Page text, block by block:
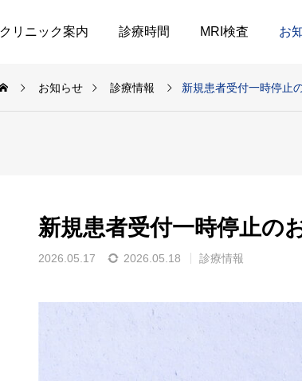
クリニック案内 診療時間 MRI検査 お
お知らせ 診療情報 新規患者受付一時停止
新規患者受付一時停止の
2026.05.17 2026.05.18 診療情報